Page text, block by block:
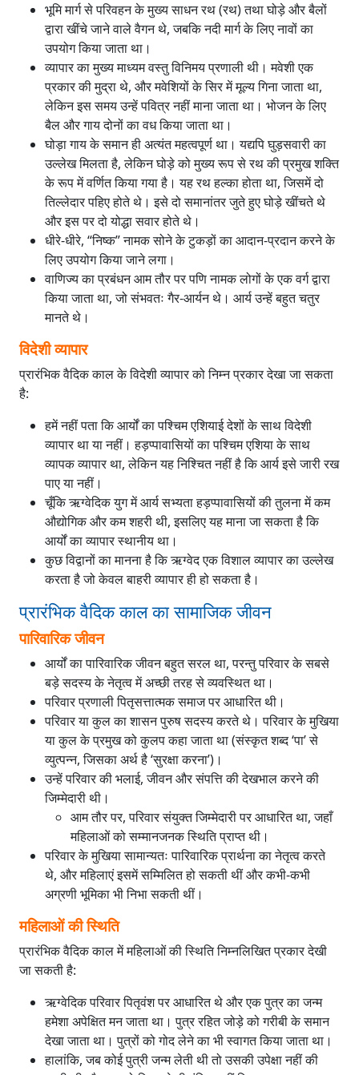
भूमि मार्ग से परिवहन के मुख्य साधन रथ (रथ) तथा घोड़े और बैलों
द्वारा खींचे जाने वाले वैगन थे, जबकि नदी मार्ग के लिए नावों का
उपयोग किया जाता था।
व्यापार का मुख्य माध्यम वस्तु विनिमय प्रणाली थी। मवेशी एक
प्रकार की मुद्रा थे, और मवेशियों के सिर में मूल्य गिना जाता था,
लेकिन इस समय उन्हें पवित्र नहीं माना जाता था। भोजन के लिए
बैल और गाय दोनों का वध किया जाता था।
घोड़ा गाय के समान ही अत्यंत महत्वपूर्ण था। यद्यपि घुड़सवारी का
उल्लेख मिलता है, लेकिन घोड़े को मुख्य रूप से रथ की प्रमुख शक्ति
के रूप में वर्णित किया गया है। यह रथ हल्का होता था, जिसमें दो
तिल्लेदार पहिए होते थे। इसे दो समानांतर जुते हुए घोड़े खींचते थे
और इस पर दो योद्धा सवार होते थे।
धीरे-धीरे, “निष्क” नामक सोने के टुकड़ों का आदान-प्रदान करने के
लिए उपयोग किया जाने लगा।
वाणिज्य का प्रबंधन आम तौर पर पणि नामक लोगों के एक वर्ग द्वारा
किया जाता था, जो संभवतः गैर-आर्यन थे। आर्य उन्हें बहुत चतुर
मानते थे।
विदेशी व्यापार
प्रारंभिक वैदिक काल के विदेशी व्यापार को निम्न प्रकार देखा जा सकता
है:
हमें नहीं पता कि आर्यों का पश्चिम एशियाई देशों के साथ विदेशी
व्यापार था या नहीं। हड़प्पावासियों का पश्चिम एशिया के साथ
व्यापक व्यापार था, लेकिन यह निश्चित नहीं है कि आर्य इसे जारी रख
पाए या नहीं।
चूँकि ऋग्वेदिक युग में आर्य सभ्यता हड़प्पावासियों की तुलना में कम
औद्योगिक और कम शहरी थी, इसलिए यह माना जा सकता है कि
आर्यों का व्यापार स्थानीय था।
कुछ विद्वानों का मानना ​​है कि ऋग्वेद एक विशाल व्यापार का उल्लेख
करता है जो केवल बाहरी व्यापार ही हो सकता है।
प्रारंभिक वैदिक काल का सामाजिक जीवन
पारिवारिक जीवन
आर्यों का पारिवारिक जीवन बहुत सरल था, परन्तु परिवार के सबसे
बड़े सदस्य के नेतृत्व में अच्छी तरह से व्यवस्थित था।
परिवार प्रणाली पितृसत्तात्मक समाज पर आधारित थी।
परिवार या कुल का शासन पुरुष सदस्य करते थे। परिवार के मुखिया
या कुल के प्रमुख को कुलप कहा जाता था (संस्कृत शब्द ‘पा’ से
व्युत्पन्न, जिसका अर्थ है ‘सुरक्षा करना’)।
उन्हें परिवार की भलाई, जीवन और संपत्ति की देखभाल करने की
जिम्मेदारी थी।
आम तौर पर, परिवार संयुक्त जिम्मेदारी पर आधारित था, जहाँ
महिलाओं को सम्मानजनक स्थिति प्राप्त थी।
परिवार के मुखिया सामान्यतः पारिवारिक प्रार्थना का नेतृत्व करते
थे, और महिलाएं इसमें सम्मिलित हो सकती थीं और कभी-कभी
अग्रणी भूमिका भी निभा सकती थीं।
महिलाओं की स्थिति
प्रारंभिक वैदिक काल में महिलाओं की स्थिति निम्नलिखित प्रकार देखी
जा सकती है:
ऋग्वेदिक परिवार पितृवंश पर आधारित थे और एक पुत्र का जन्म
हमेशा अपेक्षित मन जाता था। पुत्र रहित जोड़े को गरीबी के समान
देखा जाता था। पुत्रों को गोद लेने का भी स्वागत किया जाता था।
हालांकि, जब कोई पुत्री जन्म लेती थी तो उसकी उपेक्षा नहीं की